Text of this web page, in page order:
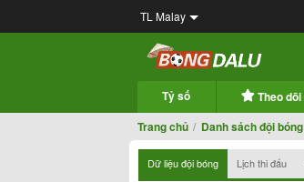
TL Malay
Tỷ số Theo dõi
Trang chủ
Danh sách đội bóng
Dữ liệu đội bóng Lịch thi đấu